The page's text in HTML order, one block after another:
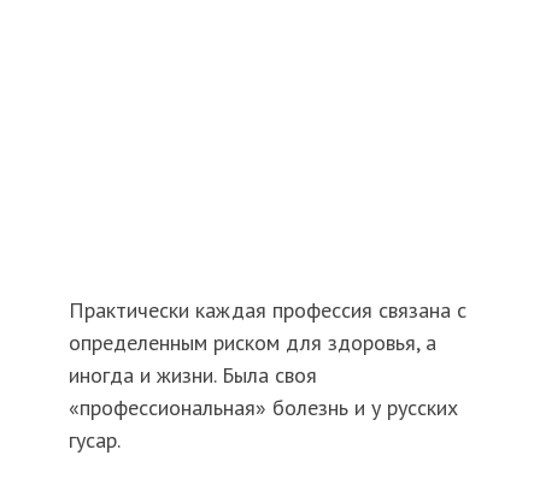
Практически каждая профессия связана с
определенным риском для здоровья, а
иногда и жизни. Была своя
«профессиональная» болезнь и у русских
гусар.